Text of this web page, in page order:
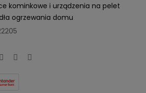
kominkowe i urządzenia na pelet
ogrzewania domu